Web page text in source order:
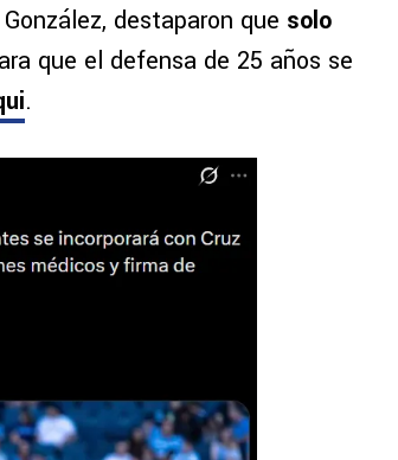
destaparon que solo
que el defensa de 25 años se
.